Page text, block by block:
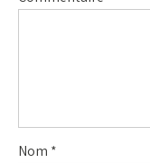
Nom *